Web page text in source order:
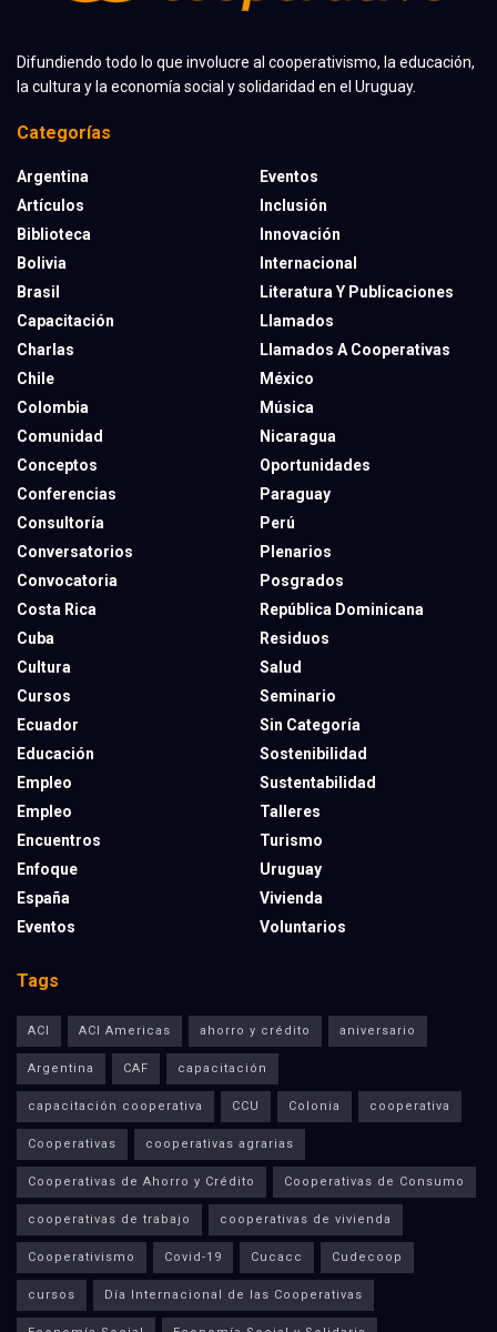
Difundiendo todo lo que involucre al cooperativismo, la educación,
la cultura y la economía social y solidaridad en el Uruguay.
Categorías
Argentina
Artículos
Biblioteca
Bolivia
Brasil
Capacitación
Charlas
Chile
Colombia
Comunidad
Conceptos
Conferencias
Consultoría
Conversatorios
Convocatoria
Costa Rica
Cuba
Cultura
Cursos
Ecuador
Educación
Empleo
Empleo
Encuentros
Enfoque
España
Eventos
Eventos
Inclusión
Innovación
Internacional
Literatura Y Publicaciones
Llamados
Llamados A Cooperativas
México
Música
Nicaragua
Oportunidades
Paraguay
Perú
Plenarios
Posgrados
República Dominicana
Residuos
Salud
Seminario
Sin Categoría
Sostenibilidad
Sustentabilidad
Talleres
Turismo
Uruguay
Vivienda
Voluntarios
Tags
ACI ACI Americas ahorro y crédito aniversario
Argentina CAF capacitación
capacitación cooperativa CCU Colonia cooperativa
Cooperativas cooperativas agrarias
Cooperativas de Ahorro y Crédito Cooperativas de Consumo
cooperativas de trabajo cooperativas de vivienda
Cooperativismo Covid-19 Cucacc Cudecoop
cursos Día Internacional de las Cooperativas